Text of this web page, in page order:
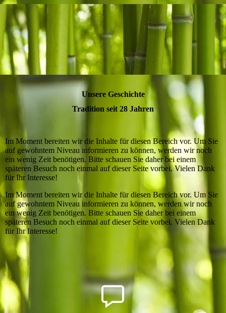
Unsere Geschichte
Tradition seit 28 Jahren
Im Moment bereiten wir die Inhalte für diesen Bereich vor. Um Sie
auf gewohntem Niveau informieren zu können, werden wir noch
ein wenig Zeit benötigen. Bitte schauen Sie daher bei einem
späteren Besuch noch einmal auf dieser Seite vorbei. Vielen Dank
für Ihr Interesse!
Im Moment bereiten wir die Inhalte für diesen Bereich vor. Um Sie
auf gewohntem Niveau informieren zu können, werden wir noch
ein wenig Zeit benötigen. Bitte schauen Sie daher bei einem
späteren Besuch noch einmal auf dieser Seite vorbei. Vielen Dank
für Ihr Interesse!